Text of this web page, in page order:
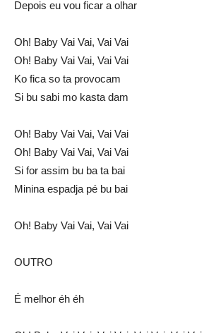
Depois eu vou ficar a olhar
Oh! Baby Vai Vai, Vai Vai
Oh! Baby Vai Vai, Vai Vai
Ko fica so ta provocam
Si bu sabi mo kasta dam
Oh! Baby Vai Vai, Vai Vai
Oh! Baby Vai Vai, Vai Vai
Si for assim bu ba ta bai
Minina espadja pé bu bai
Oh! Baby Vai Vai, Vai Vai
OUTRO
É melhor éh éh